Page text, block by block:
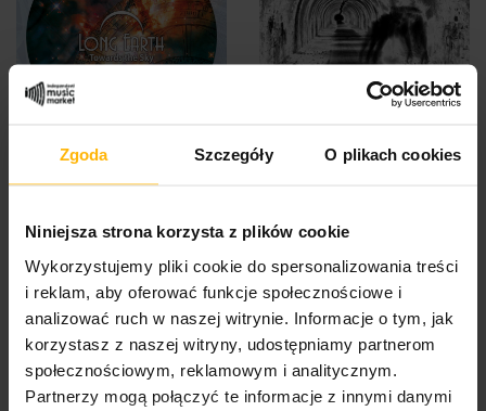
Zgoda Szczegóły O plikach cookies
Niniejsza strona korzysta z plików cookie
Wykorzystujemy pliki cookie do spersonalizowania treści
i reklam, aby oferować funkcje społecznościowe i
analizować ruch w naszej witrynie. Informacje o tym, jak
korzystasz z naszej witryny, udostępniamy partnerom
społecznościowym, reklamowym i analitycznym.
Partnerzy mogą połączyć te informacje z innymi danymi
19,32 $ 10,39 $